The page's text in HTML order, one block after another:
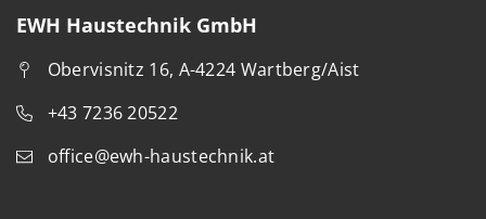
EWH Haustechnik GmbH
Obervisnitz 16, A-4224 Wartberg/Aist
+43 7236 20522
office@ewh-haustechnik.at